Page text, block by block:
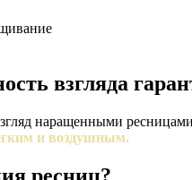
взгляда
наращенными
и воздушным.
ресниц?